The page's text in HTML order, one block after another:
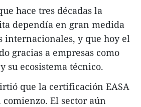
hace tres décadas la
dependía en gran medida
internacionales, y que hoy el
gracias a empresas como
su ecosistema técnico.
que la certificación EASA
comienzo. El sector aún